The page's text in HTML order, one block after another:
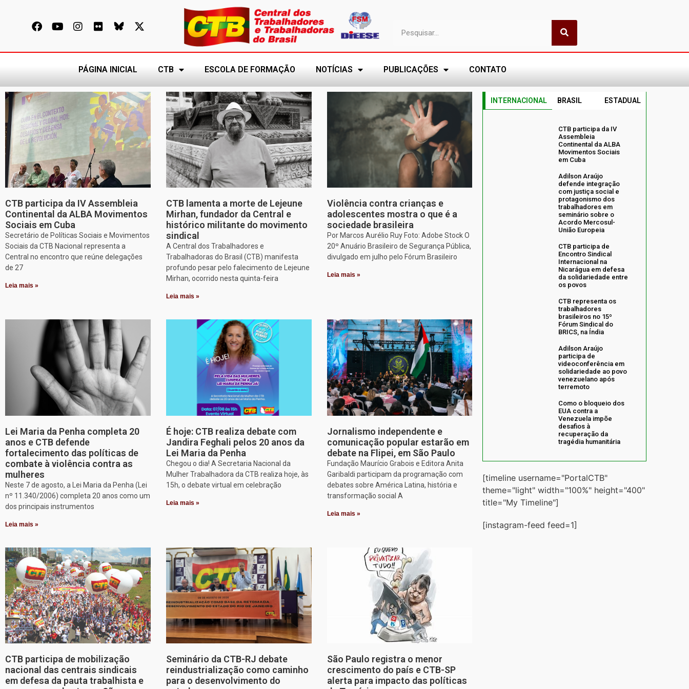
PÁGINA INICIAL CTB ESCOLA DE FORMAÇÃO NOTÍCIAS PUBLICAÇÕES CONTATO
CTB participa da IV Assembleia
Continental da ALBA Movimentos
Sociais em Cuba
Secretário de Políticas Sociais e Movimentos
Sociais da CTB Nacional representa a
Central no encontro que reúne delegações
de 27
Leia mais »
CTB lamenta a morte de Lejeune
Mirhan, fundador da Central e
histórico militante do movimento
sindical
A Central dos Trabalhadores e
Trabalhadoras do Brasil (CTB) manifesta
profundo pesar pelo falecimento de Lejeune
Mirhan, ocorrido nesta quinta-feira
Leia mais »
Violência contra crianças e
adolescentes mostra o que é a
sociedade brasileira
Por Marcos Aurélio Ruy Foto: Adobe Stock O
20º Anuário Brasileiro de Segurança Pública,
divulgado em julho pelo Fórum Brasileiro
Leia mais »
Lei Maria da Penha completa 20
anos e CTB defende
fortalecimento das políticas de
combate à violência contra as
mulheres
Neste 7 de agosto, a Lei Maria da Penha (Lei
nº 11.340/2006) completa 20 anos como um
dos principais instrumentos
Leia mais »
É hoje: CTB realiza debate com
Jandira Feghali pelos 20 anos da
Lei Maria da Penha
Chegou o dia! A Secretaria Nacional da
Mulher Trabalhadora da CTB realiza hoje, às
15h, o debate virtual em celebração
Leia mais »
Jornalismo independente e
comunicação popular estarão em
debate na Flipei, em São Paulo
Fundação Maurício Grabois e Editora Anita
Garibaldi participam da programação com
debates sobre América Latina, história e
transformação social A
Leia mais »
CTB participa de mobilização
nacional das centrais sindicais
em defesa da pauta trabalhista e
Seminário da CTB-RJ debate
reindustrialização como caminho
para o desenvolvimento do
São Paulo registra o menor
crescimento do país e CTB-SP
alerta para impacto das políticas
INTERNACIONAL BRASIL ESTADUAL
CTB participa da IV
Assembleia
Continental da ALBA
Movimentos Sociais
em Cuba
Adilson Araújo
defende integração
com justiça social e
protagonismo dos
trabalhadores em
seminário sobre o
Acordo Mercosul-
União Europeia
CTB participa de
Encontro Sindical
Internacional na
Nicarágua em defesa
da solidariedade entre
os povos
CTB representa os
trabalhadores
brasileiros no 15º
Fórum Sindical do
BRICS, na Índia
Adilson Araújo
participa de
videoconferência em
solidariedade ao povo
venezuelano após
terremoto
Como o bloqueio dos
EUA contra a
Venezuela impõe
desafios à
recuperação da
tragédia humanitária
[timeline username="PortalCTB"
theme="light" width="100%" height="400"
title="My Timeline"]
[instagram-feed feed=1]